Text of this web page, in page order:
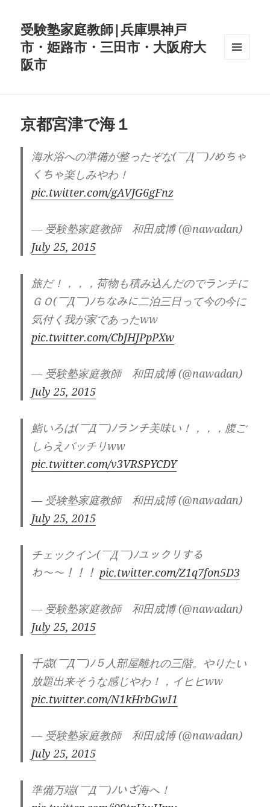
受験塾家庭教師|兵庫県神戸
市・姫路市・三田市・大阪府大
阪市
京都宮津で海１
海水浴への準備が整ったぞな(￣Д￣)ﾉめちゃ
くちゃ楽しみやわ！
pic.twitter.com/gAVJG6gFnz
— 受験塾家庭教師 和田成博 (@nawadan)
July 25, 2015
旅だ！，，，荷物も積み込んだのでランチに
ＧＯ(￣Д￣)ﾉちなみに二泊三日って今の今に
気付く我が家であったww
pic.twitter.com/CbJHJPpPXw
— 受験塾家庭教師 和田成博 (@nawadan)
July 25, 2015
鮨いろは(￣Д￣)ﾉランチ美味い！，，，腹ご
しらえバッチリww
pic.twitter.com/v3VRSPYCDY
— 受験塾家庭教師 和田成博 (@nawadan)
July 25, 2015
チェックイン(￣Д￣)ﾉユックリする
わ〜〜！！！pic.twitter.com/Z1q7fon5D3
— 受験塾家庭教師 和田成博 (@nawadan)
July 25, 2015
千歳(￣Д￣)ﾉ５人部屋離れの三階。やりたい
放題出来そうな感じやわ！，イヒヒww
pic.twitter.com/N1kHrbGwI1
— 受験塾家庭教師 和田成博 (@nawadan)
July 25, 2015
準備万端(￣Д￣)ﾉいざ海へ！